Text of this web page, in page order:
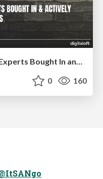
0 160